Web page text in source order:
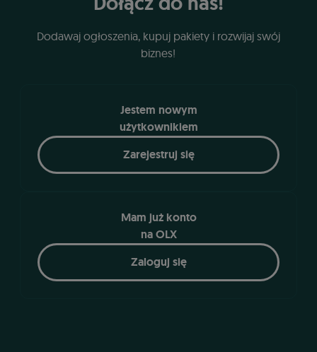
Dodawaj ogłoszenia, kupuj pakiety i rozwijaj swój
biznes!
Jestem nowym
użytkownikiem
Zarejestruj się
Mam już konto
na OLX
Zaloguj się